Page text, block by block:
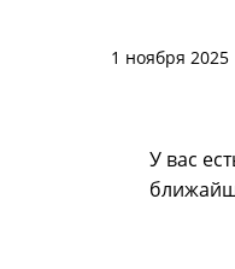
1 ноября 2025
У вас